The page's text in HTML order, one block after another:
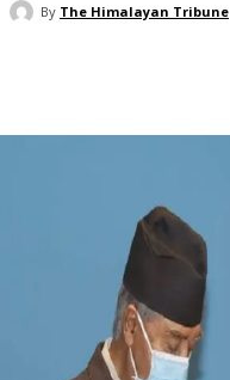
By The Himalayan Tribune